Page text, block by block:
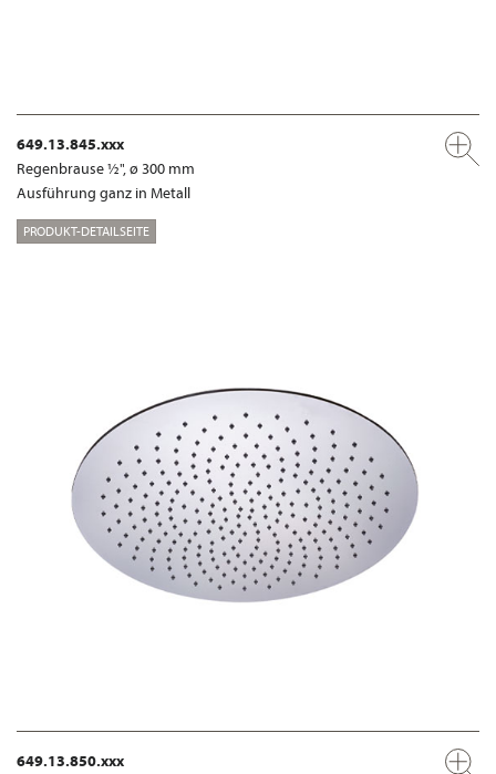
649.13.845.xxx
Regenbrause ½", ø 300 mm
Ausführung ganz in Metall
PRODUKT-DETAILSEITE
649.13.850.xxx